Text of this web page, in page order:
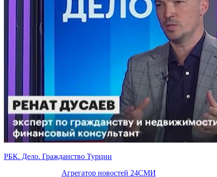
РБК. Дело. Гражданство Турции
Агрегатор новостей 24СМИ